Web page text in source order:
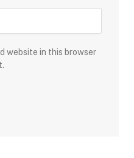
website in this browser